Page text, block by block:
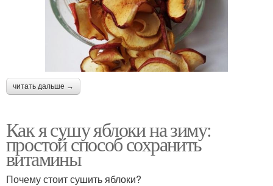
читать дальше →
Как я сушу яблоки на зиму:
простой способ сохранить
витамины
Почему стоит сушить яблоки?